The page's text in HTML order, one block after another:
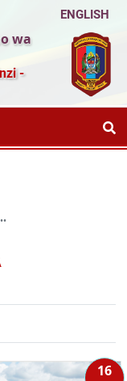
ENGLISH
wa
-
16